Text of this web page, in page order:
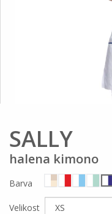
SALLY
halena kimono
Barva
Velikost